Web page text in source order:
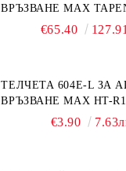
ВРЪЗВАНЕ MAX
€65.40
ТЕЛЧЕТА 604E-L ЗА
ВРЪЗВАНЕ MAX HT-R1 И HT-
€3.90